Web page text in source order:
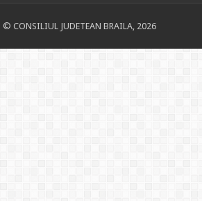
© CONSILIUL JUDETEAN BRAILA, 2026